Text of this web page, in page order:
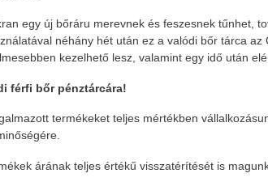
egy új bőráru merevnek és feszesnek tűnhet,
néhány hét után ez a valódi bőr tárca az
kezelhető lesz, valamint egy idő után
férfi bőr pénztárcára!
termékeket teljes mértékben
árának teljes értékű visszatérítését is